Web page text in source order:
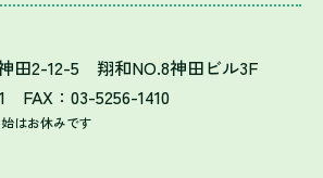
田2-12-5 翔和NO.8神田ビル3F
FAX：03-5256-1410
はお休みです